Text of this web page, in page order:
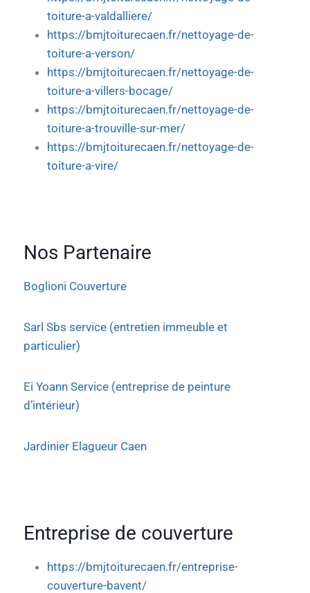
toiture-a-valdalliere/
https://bmjtoiturecaen.fr/nettoyage-de-
toiture-a-verson/
https://bmjtoiturecaen.fr/nettoyage-de-
toiture-a-villers-bocage/
https://bmjtoiturecaen.fr/nettoyage-de-
toiture-a-trouville-sur-mer/
https://bmjtoiturecaen.fr/nettoyage-de-
toiture-a-vire/
Nos Partenaire
Boglioni Couverture
Sarl Sbs service (entretien immeuble et
particulier)
Ei Yoann Service (entreprise de peinture
d’intérieur)
Jardinier Elagueur Caen
Entreprise de couverture
https://bmjtoiturecaen.fr/entreprise-
couverture-bavent/